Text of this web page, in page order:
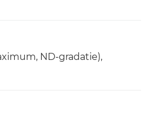
ND-gradatie),